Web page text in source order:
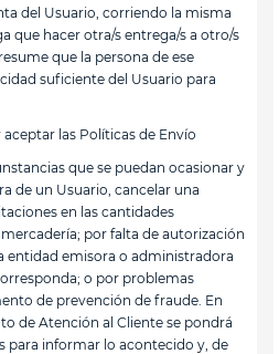
del Usuario, corriendo la misma
que hacer otra/s entrega/s a otro/s
que la persona de ese
suficiente del Usuario para
las Políticas de Envío
que se puedan ocasionar y
de un Usuario, cancelar una
en las cantidades
por falta de autorización
entidad emisora o administradora
o por problemas
de prevención de fraude. En
de Atención al Cliente se pondrá
para informar lo acontecido y, de